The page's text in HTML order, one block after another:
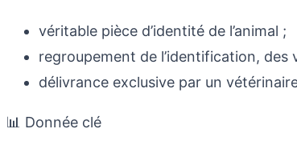
véritable pièce d’identité de l’animal ;
regroupement de l’identification,
délivrance exclusive par un
📊 Donnée clé